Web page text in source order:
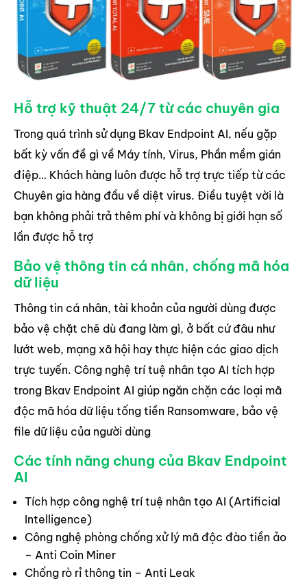
Hỗ trợ kỹ thuật 24/7 từ các chuyên gia
Trong quá trình sử dụng Bkav Endpoint AI, nếu gặp
bất kỳ vấn đề gì về Máy tính, Virus, Phần mềm gián
điệp… Khách hàng luôn được hỗ trợ trực tiếp từ các
Chuyên gia hàng đầu về diệt virus. Điều tuyệt vời là
bạn không phải trả thêm phí và không bị giới hạn số
lần được hỗ trợ
Bảo vệ thông tin cá nhân, chống mã hóa
dữ liệu
Thông tin cá nhân, tài khoản của người dùng được
bảo vệ chặt chẽ dù đang làm gì, ở bất cứ đâu như
lướt web, mạng xã hội hay thực hiện các giao dịch
trực tuyến. Công nghệ trí tuệ nhân tạo AI tích hợp
trong Bkav Endpoint AI giúp ngăn chặn các loại mã
độc mã hóa dữ liệu tống tiền Ransomware, bảo vệ
file dữ liệu của người dùng
Các tính năng chung của Bkav Endpoint
AI
Tích hợp công nghệ trí tuệ nhân tạo AI (Artificial
Intelligence)
Công nghệ phòng chống xử lý mã độc đào tiền ảo
– Anti Coin Miner
Chống rò rỉ thông tin – Anti Leak